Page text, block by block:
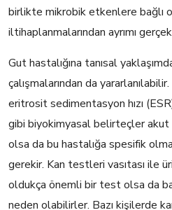
birlikte mikrobik etkenlere bağlı
iltihaplanmalarından ayrımı
Gut hastalığına tanısal
çalışmalarından da
eritrosit sedimentasyon hızı
gibi biyokimyasal belirteçler akut
olsa da bu hastalığa spesifik
gerekir. Kan testleri vasıtası ile
oldukça önemli bir test olsa da
neden olabilirler. Bazı kişilerde